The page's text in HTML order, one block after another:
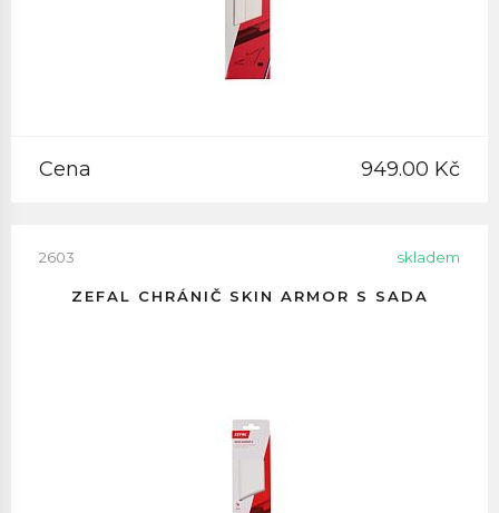
Cena 949.00 Kč
2603 skladem
ZEFAL CHRÁNIČ SKIN ARMOR S SADA